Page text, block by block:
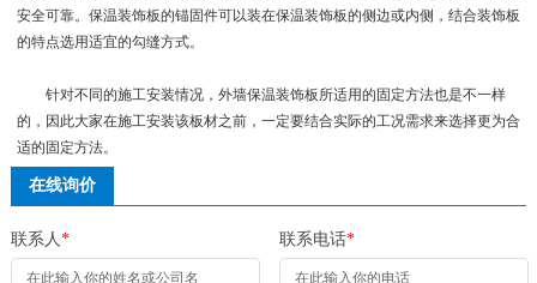
安全可靠。保温装饰板的锚固件可以装在保温装饰板的侧边或内侧，结合装饰板
的特点选用适宜的勾缝方式。
针对不同的施工安装情况，外墙保温装饰板所适用的固定方法也是不一样
的，因此大家在施工安装该板材之前，一定要结合实际的工况需求来选择更为合
适的固定方法。
在线询价
联系人* 联系电话*